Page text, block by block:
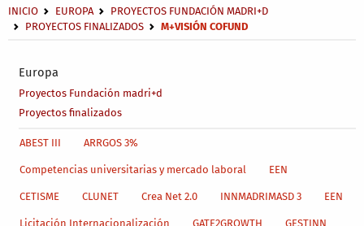
Europa
Proyectos Fundación madri+d
Proyectos finalizados
Sobrescribir enlaces de ayuda a la navegación
INICIO EUROPA
PROYECTOS FUNDACIÓN MADRI+D
PROYECTOS FINALIZADOS
M+VISIÓN COFUND
Main menu level 4
ABEST III ARRGOS 3%
Competencias universitarias y mercado laboral EEN
CETISME CLUNET Crea Net 2.0 INNMADRIMASD 3 EEN
Licitación Internacionalización GATE2GROWTH GESTINN